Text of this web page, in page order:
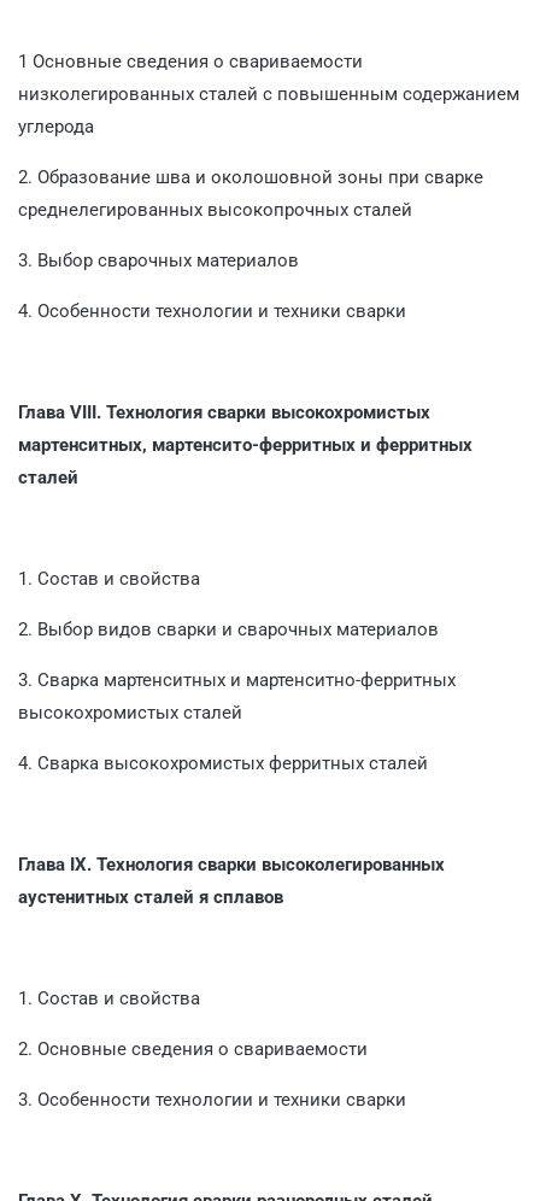
1 Основные сведения о свариваемости
низколегированных сталей с повышенным содержанием
углерода
2. Образование шва и околошовной зоны при сварке
средне­легированных высокопрочных сталей
3. Выбор сварочных материалов
4. Особенности технологии и техники сварки
Глава VIII. Технология сварки высокохромистых
мартенситных, мартенсито-ферритных и ферритных
сталей
1. Состав и свойства
2. Выбор видов сварки и сварочных материалов
3. Сварка мартенситных и мартенситно-ферритных
высоко­хромистых сталей
4. Сварка высокохромистых ферритных сталей
Глава IX. Технология сварки высоколегированных
аустенитных сталей я сплавов
1. Состав и свойства
2. Основные сведения о свариваемости
3. Особенности технологии и техники сварки